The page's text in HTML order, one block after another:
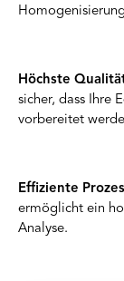
Höchste
sicher, dass Ihre
vorbereitet
Effiziente
ermöglicht ein
Analyse.